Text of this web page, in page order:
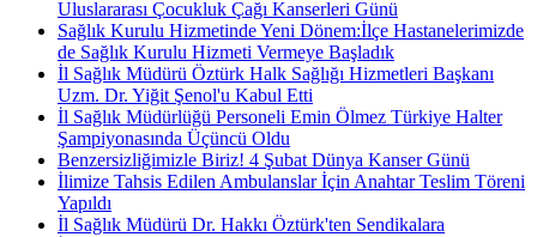
Uluslararası Çocukluk Çağı Kanserleri Günü
Sağlık Kurulu Hizmetinde Yeni Dönem:İlçe Hastanelerimizde
de Sağlık Kurulu Hizmeti Vermeye Başladık
İl Sağlık Müdürü Öztürk Halk Sağlığı Hizmetleri Başkanı
Uzm. Dr. Yiğit Şenol'u Kabul Etti
İl Sağlık Müdürlüğü Personeli Emin Ölmez Türkiye Halter
Şampiyonasında Üçüncü Oldu
Benzersizliğimizle Biriz! 4 Şubat Dünya Kanser Günü
İlimize Tahsis Edilen Ambulanslar İçin Anahtar Teslim Töreni
Yapıldı
İl Sağlık Müdürü Dr. Hakkı Öztürk'ten Sendikalara